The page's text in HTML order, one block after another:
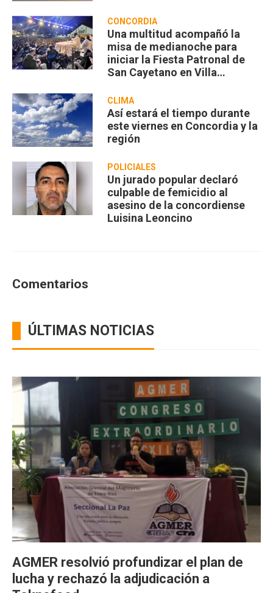
CONCORDIA
Una multitud acompañó la
misa de medianoche para
iniciar la Fiesta Patronal de
San Cayetano en Villa
CLIMA
Así estará el tiempo durante
este viernes en Concordia y la
región
POLICIALES
Un jurado popular declaró
culpable de femicidio al
asesino de la concordiense
Luisina Leoncino
Comentarios
ÚLTIMAS NOTICIAS
AGMER resolvió profundizar el plan de
lucha y rechazó la adjudicación a